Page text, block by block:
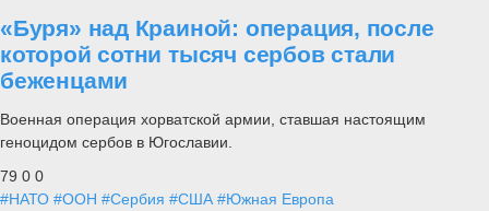
«Буря» над Краиной: операция, после
которой сотни тысяч сербов стали
беженцами
Военная операция хорватской армии, ставшая настоящим
геноцидом сербов в Югославии.
79 0 0
#НАТО #ООН #Сербия #США #Южная Европа